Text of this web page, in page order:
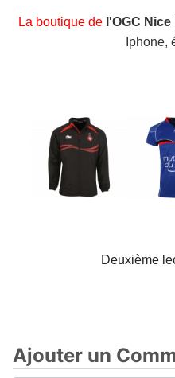
La boutique de l'OGC Nice
Iphone,
Deuxième
Ajouter un